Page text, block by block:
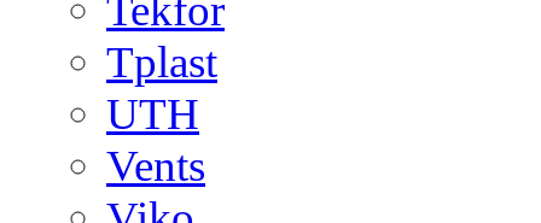
Tekfor
Tplast
UTH
Vents